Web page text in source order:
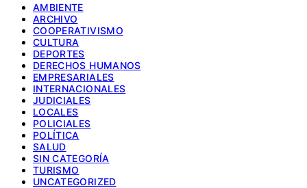
AMBIENTE
ARCHIVO
COOPERATIVISMO
CULTURA
DEPORTES
DERECHOS HUMANOS
EMPRESARIALES
INTERNACIONALES
JUDICIALES
LOCALES
POLICIALES
POLÍTICA
SALUD
SIN CATEGORÍA
TURISMO
UNCATEGORIZED